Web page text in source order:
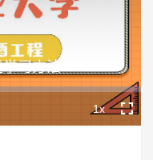
Playback
Rate
1x
习方法